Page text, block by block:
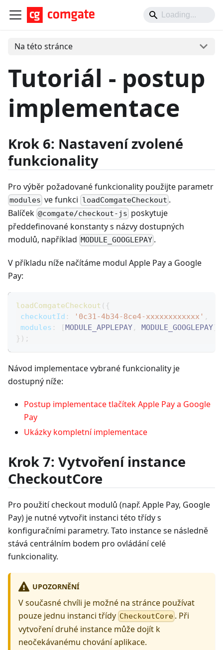
Na této stránce
Tutoriál - postup
implementace
Krok 6: Nastavení zvolené
funkcionality
Pro výběr požadované funkcionality použijte parametr
modules ve funkci loadComgateCheckout .
Balíček @comgate/checkout-js poskytuje
předdefinované konstanty s názvy dostupných
modulů, například MODULE_GOOGLEPAY .
V příkladu níže načítáme modul Apple Pay a Google
Pay:
loadComgateCheckout ( {
checkoutId : '0c31-4b34-8ce4-xxxxxxxxxxxx' ,
modules : [ MODULE_APPLEPAY , MODULE_GOOGLEPAY]
} ) ;
Návod implementace vybrané funkcionality je
dostupný níže:
Postup implementace tlačítek Apple Pay a Google
Pay
Ukázky kompletní implementace
Krok 7: Vytvoření instance
CheckoutCore
Pro použití checkout modulů (např. Apple Pay, Google
Pay) je nutné vytvořit instanci této třídy s
konfiguračními parametry. Tato instance se následně
stává centrálním bodem pro ovládání celé
funkcionality.
UPOZORNĚNÍ
V současné chvíli je možné na stránce používat
pouze jednu instanci třídy CheckoutCore . Při
vytvoření druhé instance může dojít k
neočekávanému chování aplikace.